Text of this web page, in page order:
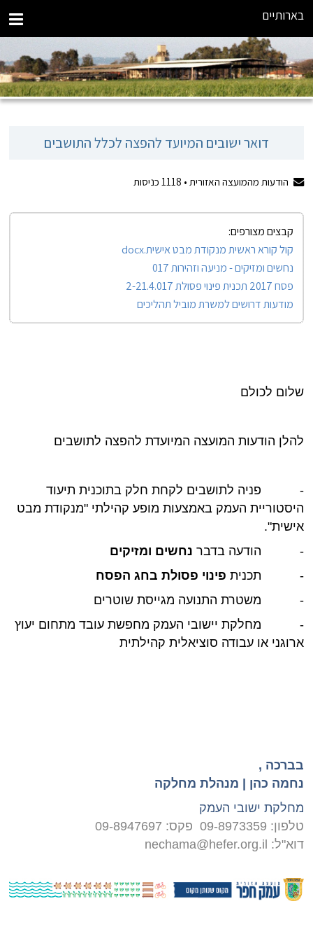
בארותיים
דואר ישובים המיועד להפצה לכלל התושבים
הודעות מהמועצה האזורית • 1118כניסות
קבצים מצורפים:
קול קורא ראשית מנקודת מבט אישית.docx
נחשים ומזיקים - מניעה וזהירות 017
פסח 2017 תכנית פינוי פסולת 2-21.4.017
מודעות דרושים למשרת מוביל תהליכים
שלום לכולם
להלן הודעות המועצה המיועדת להפצה לתושבים
- פניה לתושבים לקחת חלק בתוכנית תיעוד
היסטוריית העמק באמצעות מופע קהילתי "מנקודת מבט
אישית".
- הודעה בדבר נחשים ומזיקים
- תכנית פינוי פסולת בחג הפסח
- משטרת התנועה מגייסת שוטרים
- מחלקת יישובי העמק מחפשת עובד מתחום יעוץ
ארוגני או עבודה סוציאלית קהילתית
בברכה ,
נחמה כהן | מנהלת מחלקה
מחלקת ישובי העמק
טלפון: 09-8973359 פקס: 09-8947697
דוא"ל: nechama@hefer.org.il